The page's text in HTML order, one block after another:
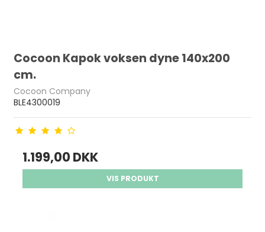
Cocoon Kapok voksen dyne 140x200
cm.
Cocoon Company
BLE4300019
1.199,00 DKK
VIS PRODUKT